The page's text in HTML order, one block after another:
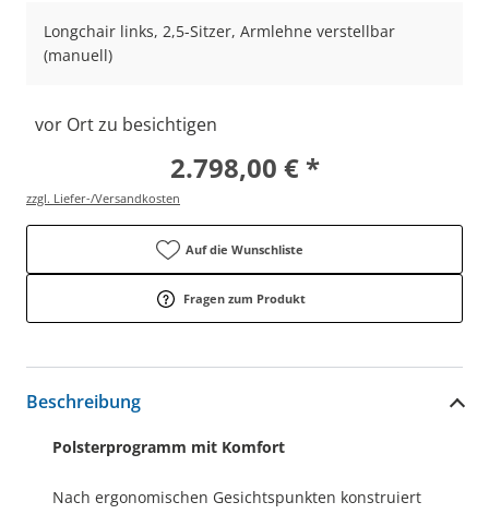
Longchair links, 2,5-Sitzer, Armlehne verstellbar
(manuell)
vor Ort zu besichtigen
2.798,00 € *
zzgl. Liefer-/Versandkosten
Auf die Wunschliste
Fragen zum Produkt
Beschreibung
Polsterprogramm mit Komfort
Nach ergonomischen Gesichtspunkten konstruiert